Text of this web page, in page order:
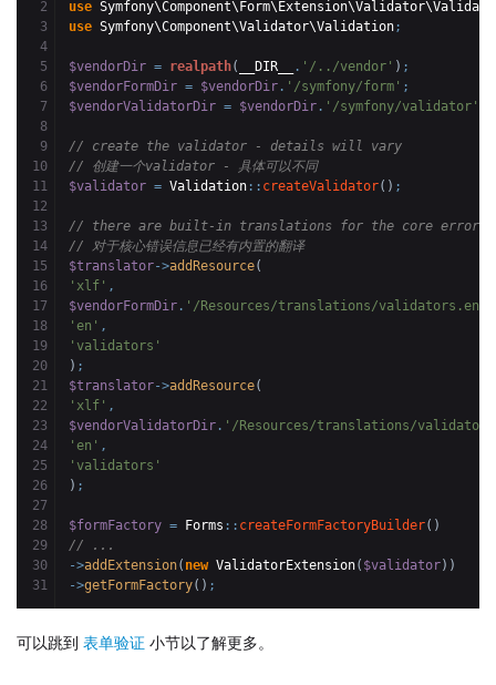
2
3
4
5
6
7
8
9
10
11
12
13
14
15
16
17
18
19
20
21
22
23
24
25
26
27
28
29
30
use
use Symfony\Component\Validator\Validation;
$vendorDir = realpath( __DIR__ . '/../vendor' ) ;
$vendorFormDir = $vendorDir . '/symfony/form' ;
$vendorValidatorDir = $vendorDir . '/symfony/validator'
// create the validator - details will vary
// 创建一个validator - 具体可以不同
$validator = Validation :: createValidator( ) ;
// there are built-in translations for the core error
// 对于核心错误信息已经有内置的翻译
$translator->addResource(
'xlf' ,
$vendorFormDir . '/Resources/translations/
'en' ,
'validators'
) ;
$translator->addResource(
'xlf' ,
$vendorValidatorDir . '/Resources/translations/
'en' ,
'validators'
) ;
$formFactory = Forms :: createFormFactoryBuilder( )
// ...
->addExtension( new ValidatorExtension( $validator) )
->getFormFactory( ) ;
可以跳到 表单验证 小节以了解更多。